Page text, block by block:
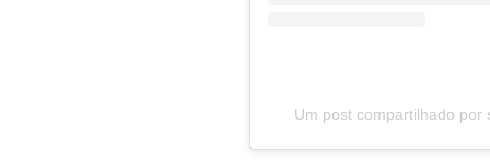
Um post compartilhado por